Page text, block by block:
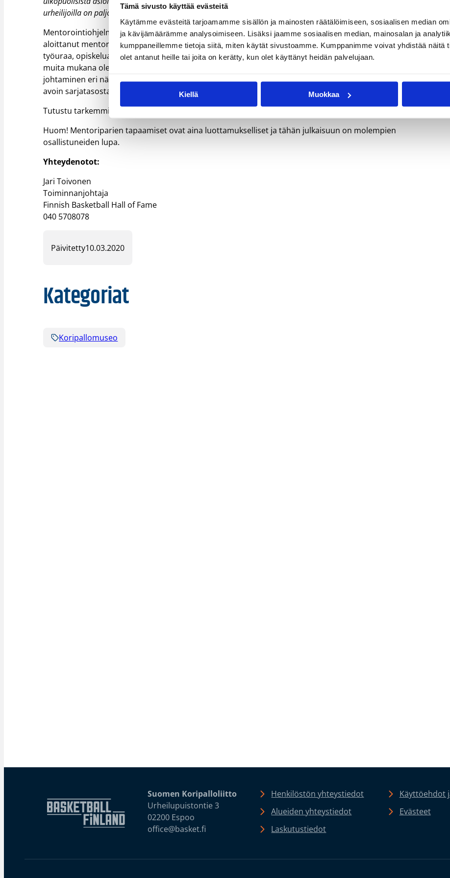
Tämä sivusto käyttää evästeitä
Käytämme evästeitä tarjoamamme sisällön ja mainosten räätälöimiseen, sosiaalisen median
ja kävijämäärämme analysoimiseen. Lisäksi jaamme sosiaalisen median, mainosalan ja
kumppaneillemme tietoja siitä, miten käytät sivustoamme. Kumppanimme voivat yhdistää näitä
olet antanut heille tai joita on kerätty, kun olet käyttänyt heidän palvelujaan.
Kiellä Muokkaa
urheilijoilla on paljon kokemusta, ja joista ei koskaan puhuta liikaa
Mentorointiohjelma Kentältä johtajuuteen 2020 on täydessä vauhdissa ja pääosa pareista/kolmikoista
aloittanut mentorointiprosesit tavoitteena tukea koripalloilijoiden korisuraa, urasiiirtymää, kaksoisuraa,
työuraa, opiskelua, jne. Toukokuussa järjestetään kaikkien yhteinen tapaaminen, jossa pääsee tapaamaan
muita mukana olevia mentoreita ja aktoreita. Syksyllä järjestetään toinen yhteistapaaminen, jossa aiheena on
johtaminen eri näkökulmista, itsensä johtamisesta yritysjohtajuuteen. Ohjelma on kaikille koripallotaustaisille
avoin sarjatasosta riippumatta.
Tutustu tarkemmin mentorointiohjelmaan:
Huom! Mentoriparien tapaamiset ovat aina luottamukselliset ja tähän julkaisuun on molempien
osallistuneiden lupa.
Yhteydenotot:
Jari Toivonen
Toiminnanjohtaja
Finnish Basketball Hall of Fame
040 5708078
Päivitetty10.03.2020
Kategoriat
Koripallomuseo
Suomen Koripalloliitto
Urheilupuistontie 3
02200 Espoo
office@basket.fi
Henkilöstön yhteystiedot
Alueiden yhteystiedot
Laskutustiedot
Käyttöehdot
Evästeet